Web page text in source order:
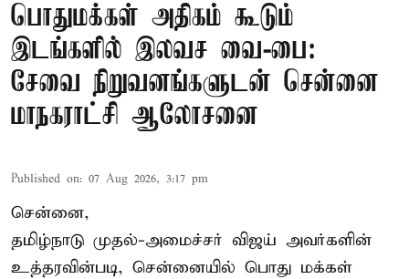
பொதுமக்கள் அதிகம் கூடும்
இடங்களில் இலவச வை-பை:
சேவை நிறுவனங்களுடன் சென்னை
மாநகராட்சி ஆலோசனை
Published on: 07 Aug 2026, 3:17 pm
சென்னை,
தமிழ்நாடு முதல்-அமைச்சர் விஜய் அவர்களின்
உத்தரவின்படி, சென்னையில் பொது மக்கள்